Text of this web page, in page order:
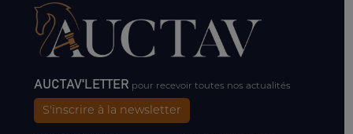
AUCTAV'LETTER pour recevoir toutes nos actualités
S'inscrire à la newsletter